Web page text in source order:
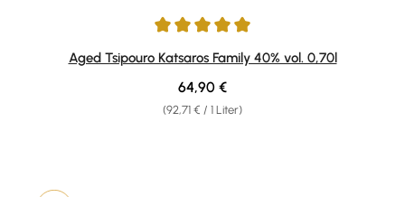
Durchschnittliche Bewertung von 5 von 5 Sternen
Aged Tsipouro Katsaros Family 40% vol. 0,70l
(92,71 € / 1 Liter)
Regulärer Preis:
64,90 €